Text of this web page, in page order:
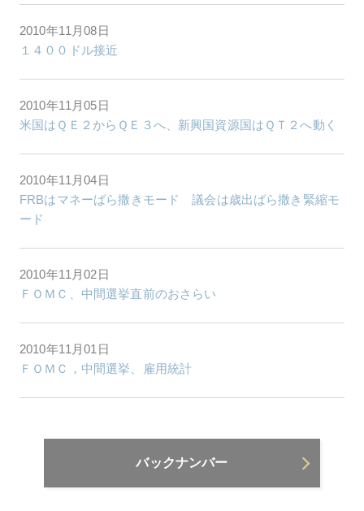
2010年11月08日
１４００ドル接近
2010年11月05日
米国はＱＥ２からＱＥ３へ、新興国資源国はＱＴ２へ動く
2010年11月04日
FRBはマネーばら撒きモード 議会は歳出ばら撒き緊縮モ
ード
2010年11月02日
ＦＯＭＣ、中間選挙直前のおさらい
2010年11月01日
ＦＯＭＣ，中間選挙、雇用統計
バックナンバー